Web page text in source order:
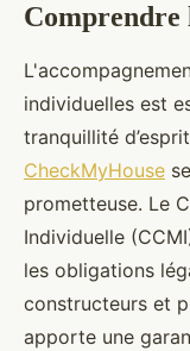
individuelles est
tranquillité
CheckMyHouse
prometteuse. Le
Individuelle
les obligations
constructeurs et
apporte une